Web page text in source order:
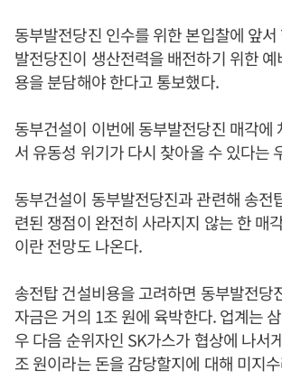
동부발전당진 인수를 위한 본입찰에 앞
발전당진이 생산전력을 배전하기 위한
용을 분담해야 한다고 통보했다.
동부건설이 이번에 동부발전당진 매각에
서 유동성 위기가 다시 찾아올 수 있다는
동부건설이 동부발전당진과 관련해 송전
련된 쟁점이 완전히 사라지지 않는 한 매
이란 전망도 나온다.
송전탑 건설비용을 고려하면 동부발전당
자금은 거의 1조 원에 육박한다. 업계는
우 다음 순위자인 SK가스가 협상에 나서
조 원이라는 돈을 감당할지에 대해 미지